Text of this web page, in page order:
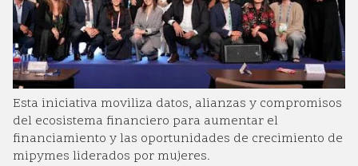
Esta iniciativa moviliza datos, alianzas y compromisos
del ecosistema financiero para aumentar el
financiamiento y las oportunidades de crecimiento de
mipymes liderados por mujeres.